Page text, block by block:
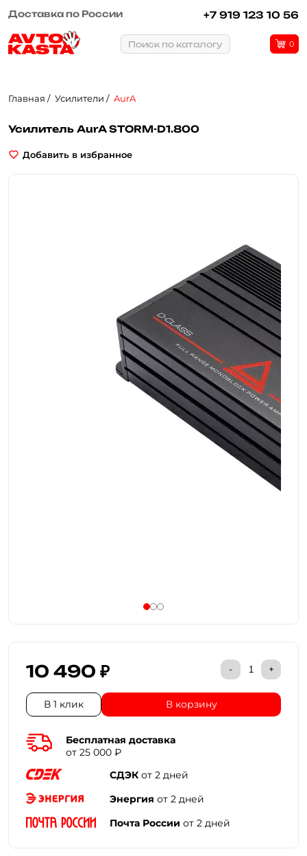
Рассрочка или кредит +7 919 123 10 56
Поиск по каталогу 0
Главная Усилители AurA
Усилитель AurA STORM-D1.800
Добавить в избранное
10 490 ₽ - +
В 1 клик В корзину
Бесплатная доставка
от 25 000 ₽
СДЭК от 2 дней
Энергия от 2 дней
Почта России от 2 дней